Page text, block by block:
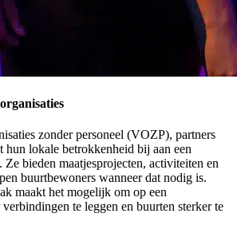
zonder personeel (VOZP), partners
hun lokale betrokkenheid bij aan een
Ze bieden maatjesprojecten, activiteiten en
buurtbewoners wanneer dat nodig is.
maakt het mogelijk om op een
te leggen en buurten sterker te